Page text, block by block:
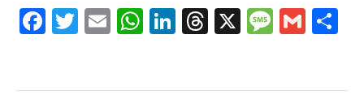
FacebookTwitterEmail WhatsAppLinkedInThreads
X Message
Gmail